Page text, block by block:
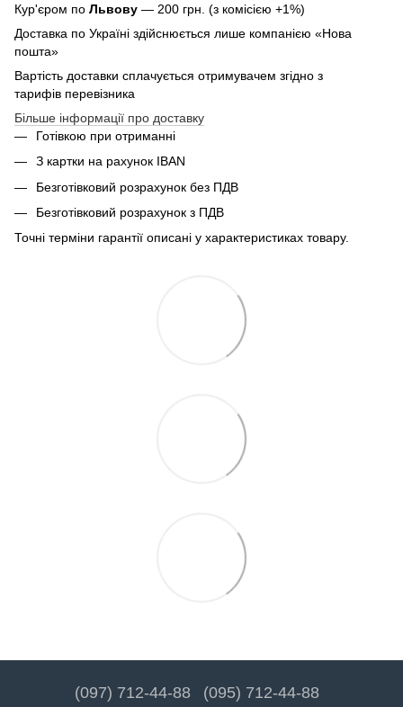
Кур'єром по Львову — 200 грн. (з комісією +1%)
Доставка по Україні здійснюється лише компанією «Нова
пошта»
Вартість доставки сплачується отримувачем згідно з
тарифів перевізника
Більше інформації про доставку
Готівкою при отриманні
З картки на рахунок IBAN
Безготівковий розрахунок без ПДВ
Безготівковий розрахунок з ПДВ
Точні терміни гарантії описані у характеристиках товару.
(097) 712-44-88 (095) 712-44-88